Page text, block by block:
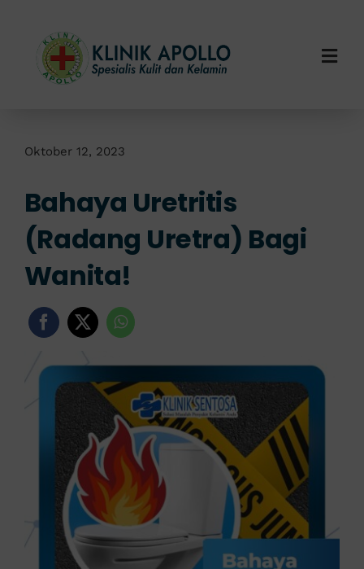
content
Layanan Kami
Info Klinik
Oktober 12, 2023
Bahaya Uretritis
(Radang Uretra) Bagi
Wanita!